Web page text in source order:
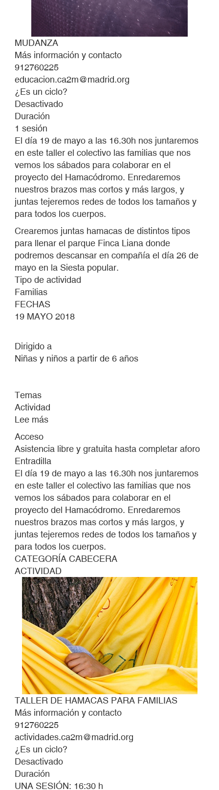
MUDANZA
Más información y contacto
912760225
educacion.ca2m@madrid.org
¿Es un ciclo?
Desactivado
Duración
1 sesión
El día 19 de mayo a las 16.30h nos juntaremos
en este taller el colectivo las familias que nos
vemos los sábados para colaborar en el
proyecto del Hamacódromo. Enredaremos
nuestros brazos mas cortos y más largos, y
juntas tejeremos redes de todos los tamaños y
para todos los cuerpos.
Crearemos juntas hamacas de distintos tipos
para llenar el parque Finca Liana donde
podremos descansar en compañía el día 26 de
mayo en la Siesta popular.
Tipo de actividad
Familias
FECHAS
19 MAYO 2018
Dirigido a
Niñas y niños a partir de 6 años
Temas
Actividad
Lee más
DE
HAMACAS
PARA
FAMILIAS
Acceso
Asistencia libre y gratuita hasta completar aforo
Entradilla
El día 19 de mayo a las 16.30h nos juntaremos
en este taller el colectivo las familias que nos
vemos los sábados para colaborar en el
proyecto del Hamacódromo. Enredaremos
nuestros brazos mas cortos y más largos, y
juntas tejeremos redes de todos los tamaños y
para todos los cuerpos.
CATEGORÍA CABECERA
ACTIVIDAD
TALLER DE HAMACAS PARA FAMILIAS
Más información y contacto
912760225
actividades.ca2m@madrid.org
¿Es un ciclo?
Desactivado
Duración
UNA SESIÓN: 16:30 h